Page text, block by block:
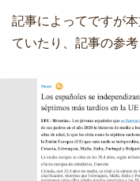
記事によってですが
ていたり、記事の参